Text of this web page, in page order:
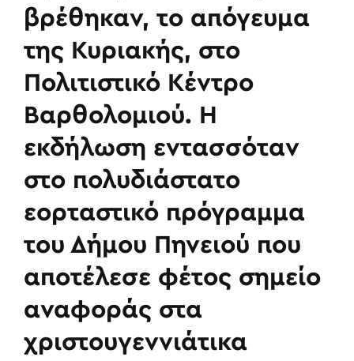
βρέθηκαν, το απόγευμα
της Κυριακής, στο
Πολιτιστικό Κέντρο
Βαρθολομιού. Η
εκδήλωση εντασσόταν
στο πολυδιάστατο
εορταστικό πρόγραμμα
του Δήμου Πηνειού που
αποτέλεσε φέτος σημείο
αναφοράς στα
χριστουγεννιάτικα